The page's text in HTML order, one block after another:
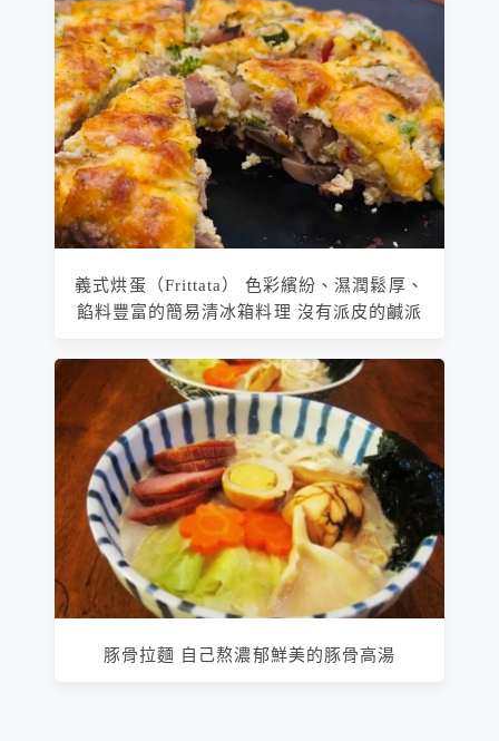
義式烘蛋（Frittata） 色彩繽紛、濕潤鬆厚、
餡料豐富的簡易清冰箱料理 沒有派皮的鹹派
豚骨拉麵 自己熬濃郁鮮美的豚骨高湯